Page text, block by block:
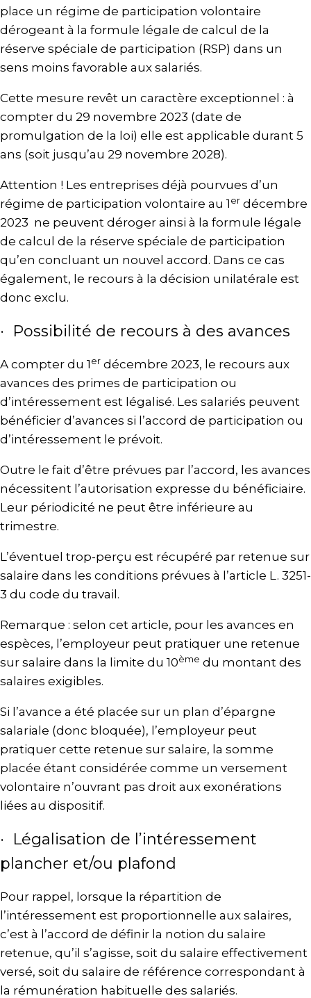
place un régime de participation volontaire
dérogeant à la formule légale de calcul de la
réserve spéciale de participation (RSP) dans un
sens moins favorable aux salariés.
Cette mesure revêt un caractère exceptionnel : à
compter du 29 novembre 2023 (date de
promulgation de la loi) elle est applicable durant 5
ans (soit jusqu’au 29 novembre 2028).
Attention ! Les entreprises déjà pourvues d’un
régime de participation volontaire au 1 er décembre
2023 ne peuvent déroger ainsi à la formule légale
de calcul de la réserve spéciale de participation
qu’en concluant un nouvel accord. Dans ce cas
également, le recours à la décision unilatérale est
donc exclu.
· Possibilité de recours à des avances
A compter du 1 er décembre 2023, le recours aux
avances des primes de participation ou
d’intéressement est légalisé. Les salariés peuvent
bénéficier d’avances si l’accord de participation ou
d’intéressement le prévoit.
Outre le fait d’être prévues par l’accord, les avances
nécessitent l’autorisation expresse du bénéficiaire.
Leur périodicité ne peut être inférieure au
trimestre.
L’éventuel trop-perçu est récupéré par retenue sur
salaire dans les conditions prévues à l’article L. 3251-
3 du code du travail.
Remarque : selon cet article, pour les avances en
espèces, l’employeur peut pratiquer une retenue
sur salaire dans la limite du 10ème du montant des
salaires exigibles.
Si l’avance a été placée sur un plan d’épargne
salariale (donc bloquée), l’employeur peut
pratiquer cette retenue sur salaire, la somme
placée étant considérée comme un versement
volontaire n’ouvrant pas droit aux exonérations
liées au dispositif.
· Légalisation de l’intéressement
plancher et/ou plafond
Pour rappel, lorsque la répartition de
l’intéressement est proportionnelle aux salaires,
c’est à l’accord de définir la notion du salaire
retenue, qu’il s’agisse, soit du salaire effectivement
versé, soit du salaire de référence correspondant à
la rémunération habituelle des salariés.